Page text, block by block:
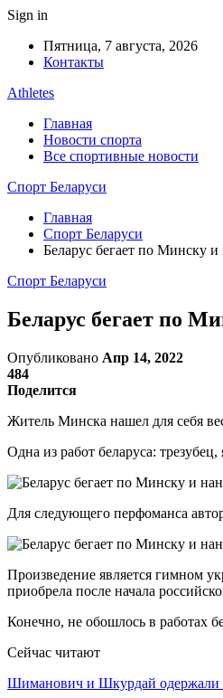
Sign in
Пятница, 7 августа, 2026
Контакты
Athletes
Главная
Новости спорта
Все спортивные новости
Спорт Беларуси
Главная
Спорт Беларуси
Беларус бегает по Минску
Спорт Беларуси
Беларус бегает по
Опубликовано Апр 14, 2022
484
Поделится
Житель Минска нашел для себя
Одна из работ беларуса:
Для следующего перфоманса
Произведение является гимном
приобрела после начала
Конечно, не обошлось в работах
Сейчас читают
Шиманович и Шкурдай одержали